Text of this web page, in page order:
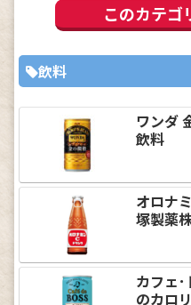
このカテゴ
飲料
ワンダ
飲料
オロナ
塚製薬
カフェ･
のカロ